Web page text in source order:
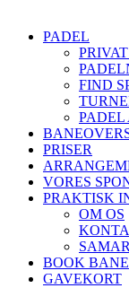
PADEL
FIND
PRISER
VORES
PRAKTISK
OM OS
BOOK BANE
GAVEKORT